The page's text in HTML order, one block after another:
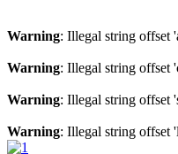
Warning: Illegal string offset
Warning: Illegal string offset
Warning: Illegal string offset
Warning: Illegal string offset